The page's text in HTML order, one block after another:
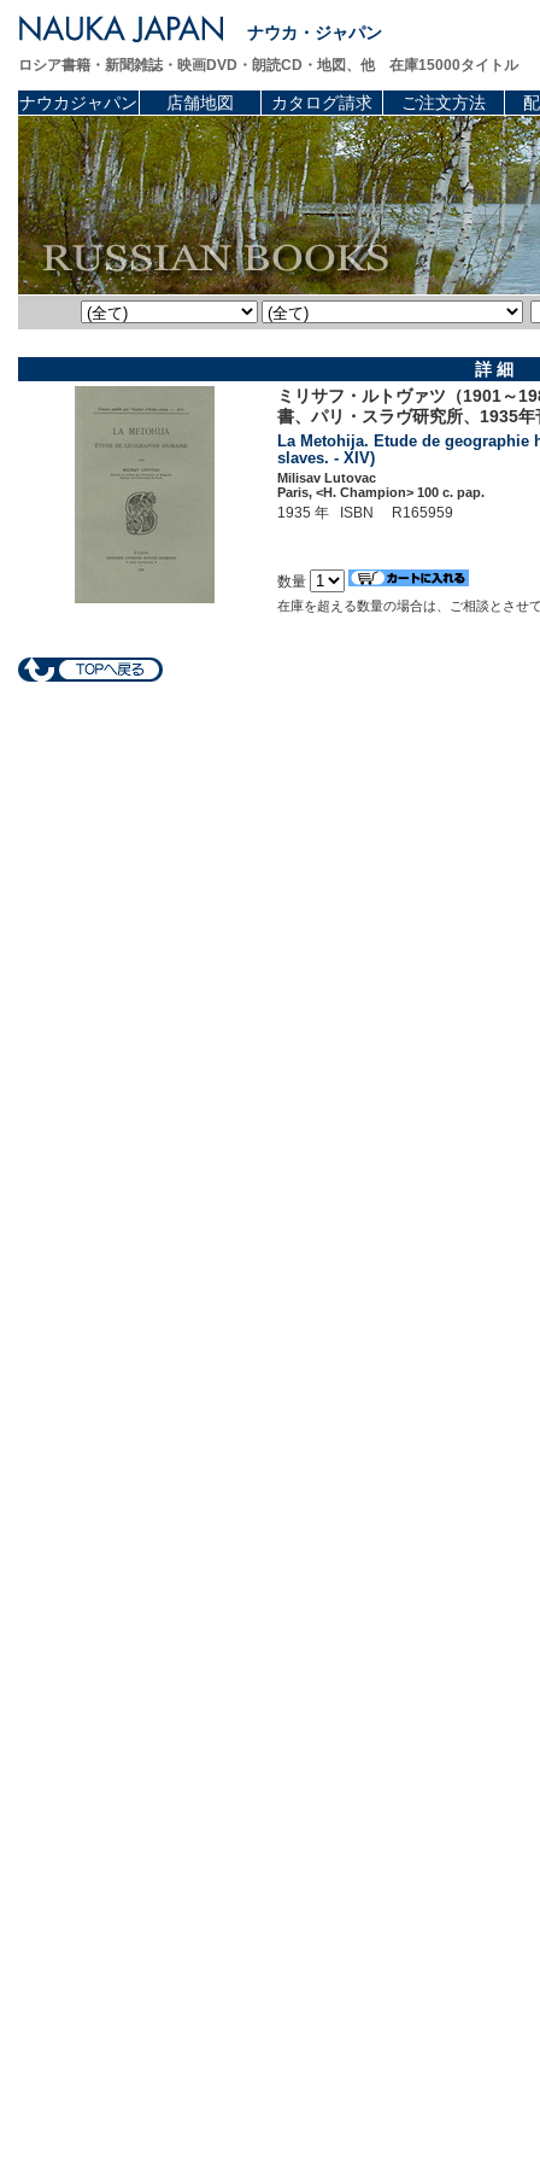
ナウカ・ジャパン
ロシア書籍・新聞雑誌・映画DVD・朗読CD・地図、他 在庫15000タイトル
ナウカジャパン 店舗地図 カタログ請求 ご注文方法
詳 細
ミリサフ・ルトヴァツ（1901～
書、パリ・スラヴ研究所、1935年
La Metohija. Etude de
slaves. - XIV)
Milisav Lutovac
Paris, <H. Champion> 100 c. pap.
1935 年 ISBN R165959
数量
在庫を超える数量の場合は、ご相談とさせ